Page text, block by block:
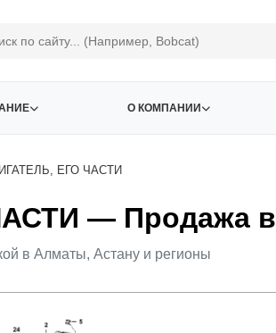
О КОМПАНИИ
ЕГО ЧАСТИ
— Продажа в
в Алматы, Астану и регионы